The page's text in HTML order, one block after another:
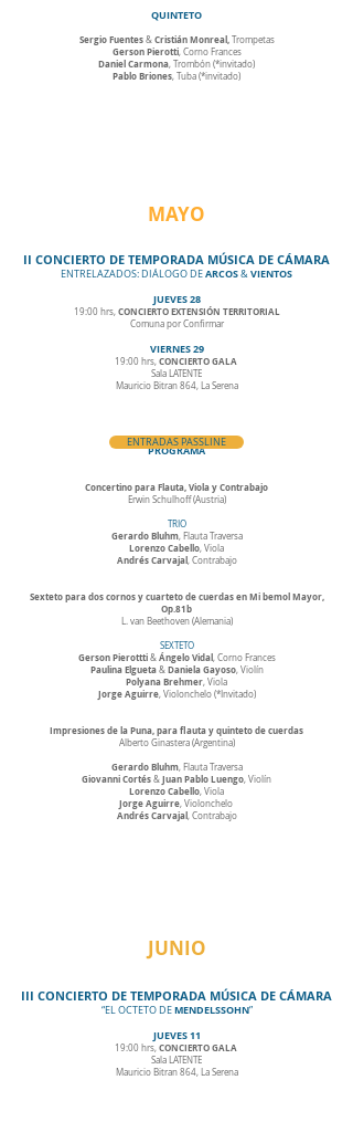
QUINTETO
Sergio Fuentes& Cristián Monreal,Trompetas
Gerson Pierotti, Corno Frances
Daniel Carmona, Trombón (*invitado)
Pablo Briones, Tuba (*invitado)
MAYO
II CONCIERTO DE TEMPORADA MÚSICA DE CÁMARA
ENTRELAZADOS: DIÁLOGO DEARCOS&VIENTOS
JUEVES 28
19:00 hrs, CONCIERTO EXTENSIÓN TERRITORIAL
Comuna por Confirmar
VIERNES 29
19:00 hrs, CONCIERTO GALA
Sala LATENTE
Mauricio Bitran 864, La Serena
PROGRAMA
Concertino para Flauta, Viola y Contrabajo
Erwin Schulhoff (Austria)
TRIO
Gerardo Bluhm, Flauta Traversa
Lorenzo Cabello, Viola
Andrés Carvajal, Contrabajo
Sexteto para dos cornos y cuarteto de cuerdas en Mi bemol Mayor,
Op.81b
L. van Beethoven (Alemania)
SEXTETO
Gerson Pierottti & Ángelo Vidal, Corno Frances
Paulina Elgueta & Daniela Gayoso, Violín
Polyana Brehmer, Viola
Jorge Aguirre, Violonchelo (*Invitado)
Impresiones de la Puna, para flauta y quinteto de cuerdas
Alberto Ginastera (Argentina)
Gerardo Bluhm, Flauta Traversa
Giovanni Cortés & Juan Pablo Luengo, Violín
Lorenzo Cabello, Viola
Jorge Aguirre, Violonchelo
Andrés Carvajal, Contrabajo
JUNIO
III CONCIERTO DE TEMPORADA MÚSICA DE CÁMARA
“EL OCTETO DEMENDELSSOHN”
JUEVES 11
19:00 hrs, CONCIERTO GALA
Sala LATENTE
Mauricio Bitran 864, La Serena
ENTRADAS PASSLINE